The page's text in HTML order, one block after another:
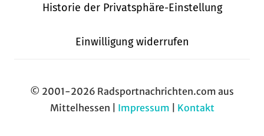
Historie der Privatsphäre-Einstellung
Einwilligung widerrufen
© 2001-2026 Radsportnachrichten.com aus
Mittelhessen | Impressum Kontakt